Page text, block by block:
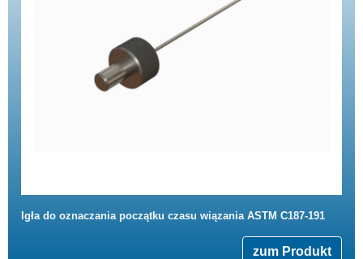
Igła do oznaczania początku czasu wiązania ASTM C187-191
zum Produkt